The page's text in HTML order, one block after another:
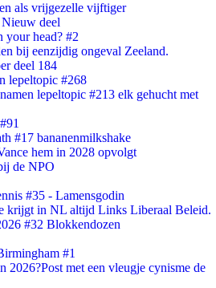
als vrijgezelle vijftiger
deel
your head? #2
bij eenzijdig ongeval Zeeland.
deel 184
lepeltopic #268
lepeltopic #213 elk gehucht met
#17 bananenmilkshake
hem in 2028 opvolgt
de NPO
#35 - Lamensgodin
krijgt in NL altijd Links Liberaal Beleid.
#32 Blokkendozen
#1
2026?Post met een vleugje cynisme de